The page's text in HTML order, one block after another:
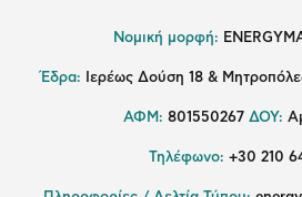
Νομική μορφή:
Έδρα: Ιερέως Δούση 18 &
ΑΦΜ: 801550267 ΔΟΥ:
Τηλέφωνο: +30 210